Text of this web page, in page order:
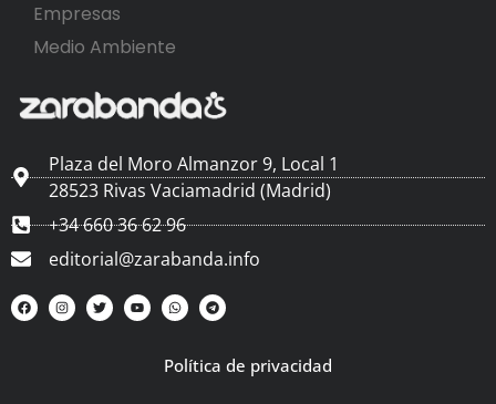
Empresas
Medio Ambiente
Plaza del Moro Almanzor 9, Local 1
28523 Rivas Vaciamadrid (Madrid)
+34 660 36 62 96
editorial@zarabanda.info
Política de privacidad